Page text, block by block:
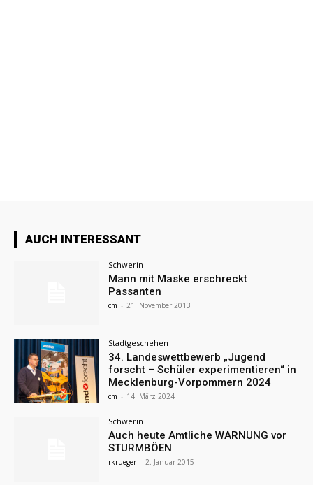
AUCH INTERESSANT
Schwerin
Mann mit Maske erschreckt
Passanten
cm - 21. November 2013
Stadtgeschehen
34. Landeswettbewerb „Jugend
forscht – Schüler experimentieren“ in
Mecklenburg-Vorpommern 2024
cm - 14. März 2024
Schwerin
Auch heute Amtliche WARNUNG vor
STURMBÖEN
rkrueger - 2. Januar 2015